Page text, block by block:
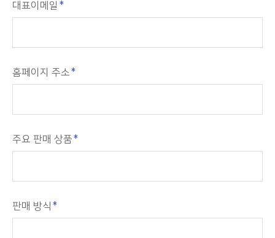
대표이메일
홈페이지 주소
주요 판매 상품
판매 방식